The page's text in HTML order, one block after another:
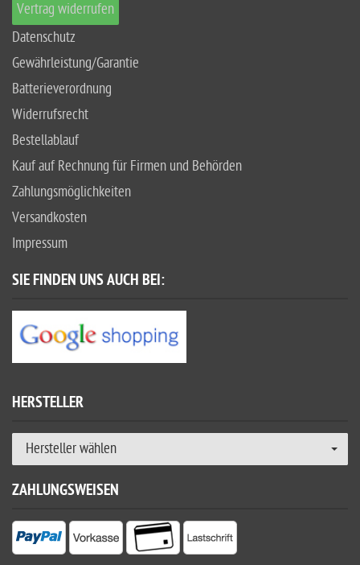
Vertrag widerrufen
Datenschutz
Gewährleistung/Garantie
Batterieverordnung
Widerrufsrecht
Bestellablauf
Kauf auf Rechnung für Firmen und Behörden
Zahlungsmöglichkeiten
Versandkosten
Impressum
SIE FINDEN UNS AUCH BEI:
HERSTELLER
Hersteller wählen
ZAHLUNGSWEISEN